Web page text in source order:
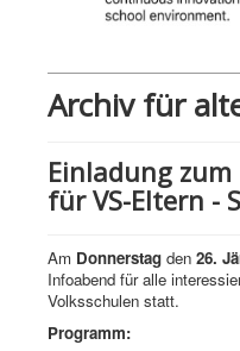
Archiv für
Einladung
für VS-Eltern -
Am Donnerstag den 26.
Infoabend für alle
Volksschulen statt.
Programm: